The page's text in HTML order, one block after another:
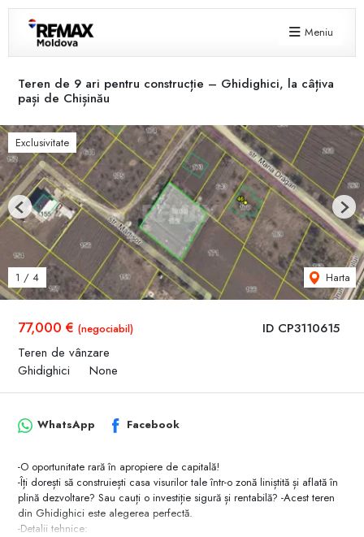
Meniu
Teren de 9 ari pentru construcție – Ghidighici, la câțiva
pași de Chișinău
ID CP3110615
77,000 € (negociabil)
Teren de vânzare
Ghidighici
None
Exclusivitate
1 / 4 Harta
Previous Next
WhatsApp Facebook
-O oportunitate rară în apropiere de capitală!
-Îți dorești să construiești casa visurilor tale într-o zonă liniștită și aflată în
plină dezvoltare? Sau cauți o investiție sigură și rentabilă? -Acest teren
din Ghidighici este alegerea perfectă.
-Detalii tehnice: